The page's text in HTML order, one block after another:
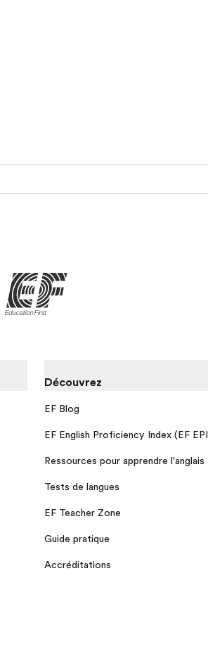
Découvrez
EF Blog
EF English Proficiency Index (EF
Ressources pour apprendre l'anglais
Tests de langues
EF Teacher Zone
Guide pratique
Accréditations